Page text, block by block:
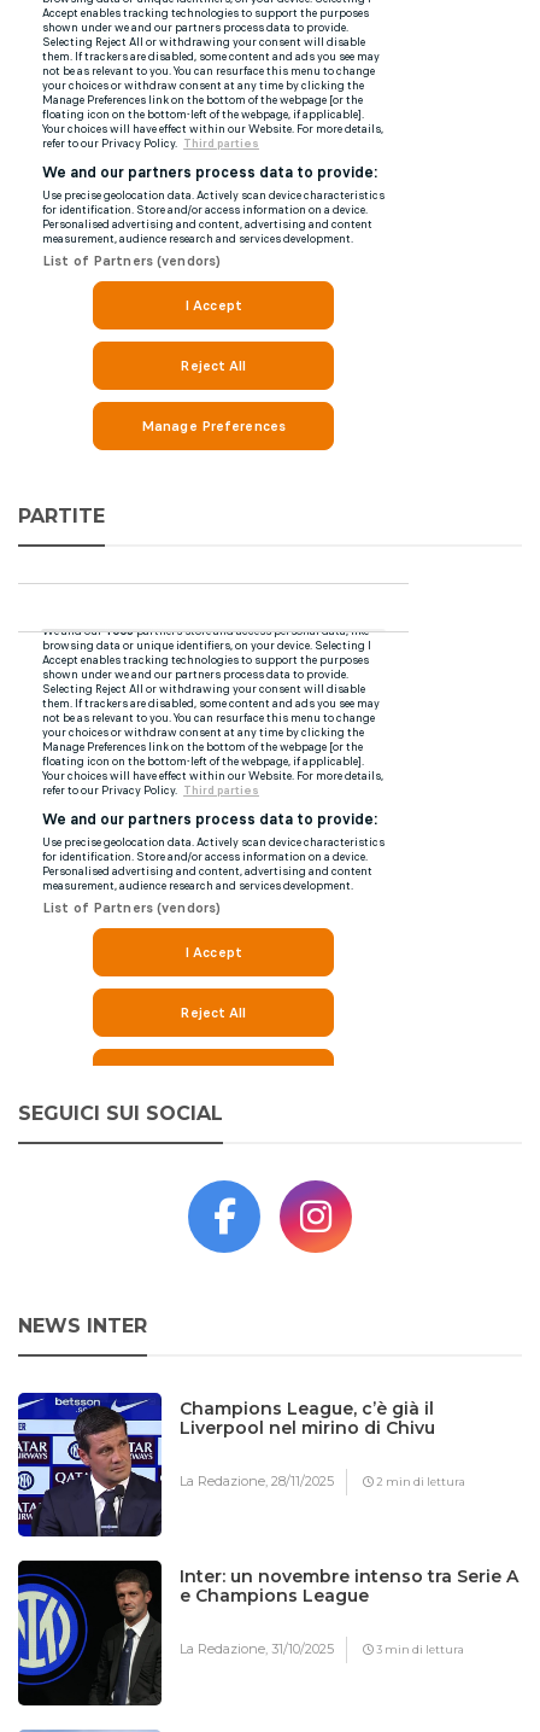
PARTITE
SEGUICI SUI SOCIAL
NEWS INTER
Champions League, c’è già il
Liverpool nel mirino di Chivu
La Redazione,28/11/2025 2 min di lettura
Inter: un novembre intenso tra Serie A
e Champions League
La Redazione,31/10/2025 3 min di lettura